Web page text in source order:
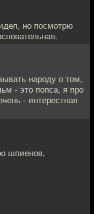
но посмотрю
народу о том,
- это попса, я про
- интерестная
шпиенов,